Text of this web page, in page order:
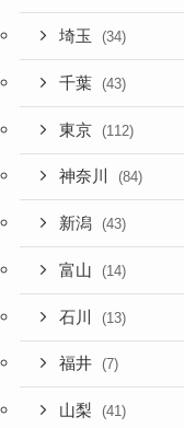
埼玉 (34)
千葉 (43)
東京 (112)
神奈川 (84)
新潟 (43)
富山 (14)
石川 (13)
福井 (7)
山梨 (41)